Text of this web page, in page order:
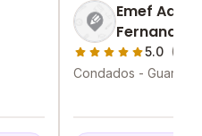
Emef
Fernandes
5.0 (1)
Condados -